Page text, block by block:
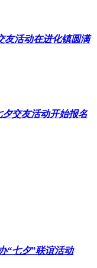
友活动在进化镇圆满
夕交友活动开始报名
“七夕”联谊活动